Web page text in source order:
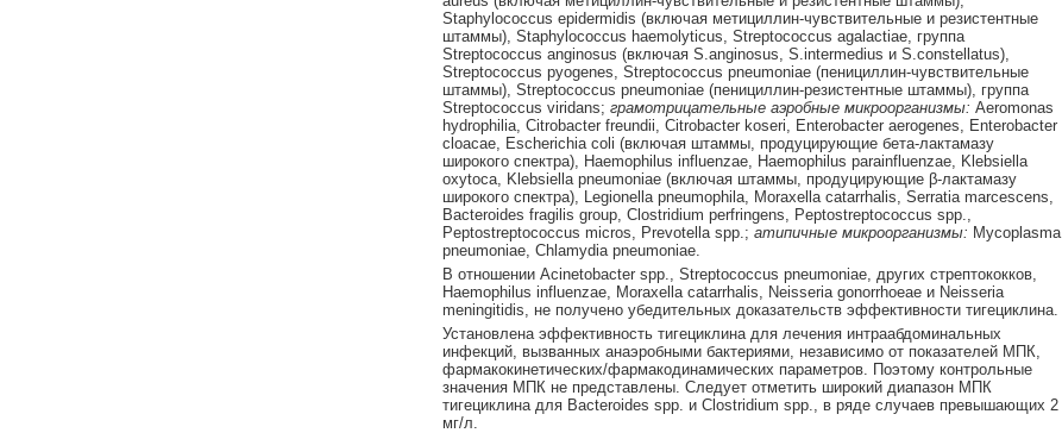
Staphylococcus epidermidis (включая метициллин-чувствительные и резистентные
штаммы), Staphylococcus haemolyticus, Streptococcus agalactiae, группа
Streptococcus anginosus (включая S.anginosus, S.intermedius и S.constellatus),
Streptococcus pyogenes, Streptococcus pneumoniae (пенициллин-чувствительные
штаммы), Streptococcus pneumoniae (пенициллин-резистентные штаммы), группа
Streptococcus viridans; грамотрицательные аэробные микроорганизмы: Aeromonas
hydrophilia, Citrobacter freundii, Citrobacter koseri, Enterobacter aerogenes, Enterobacter
cloacae, Escherichia coli (включая штаммы, продуцирующие бета-лактамазу
широкого спектра), Haemophilus influenzae, Haemophilus parainfluenzae, Klebsiella
oxytoca, Klebsiella pneumoniae (включая штаммы, продуцирующие β-лактамазу
широкого спектра), Legionella pneumophila, Moraxella catarrhalis, Serratia marcescens,
Bacteroides fragilis group, Clostridium perfringens, Peptostreptococcus spp.,
Peptostreptococcus micros, Prevotella spp.; атипичные микроорганизмы: Mycoplasma
pneumoniae, Chlamydia pneumoniae.
В отношении Acinetobacter spp., Streptococcus pneumoniae, других стрептококков,
Haemophilus influenzae, Moraxella catarrhalis, Neisseria gonorrhoeae и Neisseria
meningitidis, не получено убедительных доказательств эффективности тигециклина.
Установлена эффективность тигециклина для лечения интраабдоминальных
инфекций, вызванных анаэробными бактериями, независимо от показателей МПК,
фармакокинетических/фармакодинамических параметров. Поэтому контрольные
значения МПК не представлены. Следует отметить широкий диапазон МПК
тигециклина для Bacteroides spp. и Clostridium spp., в ряде случаев превышающих 2
мг/л.